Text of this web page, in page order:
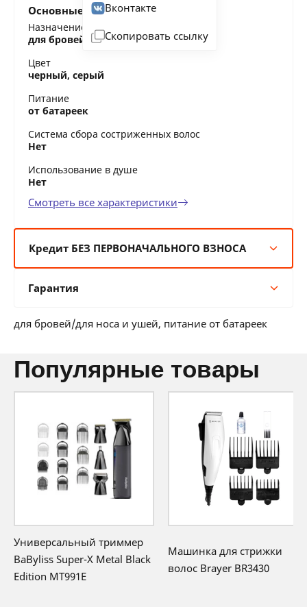
Вконтакте
Скопировать ссылку
Основные характеристики
Назначение
для бровей, для носа и ушей
Цвет
черный, серый
Питание
от батареек
Система сбора состриженных волос
Нет
Использование в душе
Нет
Смотреть все характеристики
Кредит БЕЗ ПЕРВОНАЧАЛЬНОГО ВЗНОСА
12 мес:3 BYN/мес
36 мес:1 BYN/мес
Гарантия
12 месяцев официальной гарантии от
для бровей/для носа и ушей, питание от батареек
популярные товары
Универсальный триммер
BaByliss Super-X Metal Black
Edition MT991E
Машинка для стрижки
волос Brayer BR3430